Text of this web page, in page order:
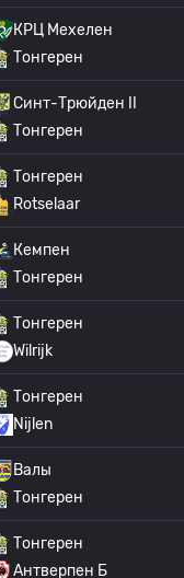
КРЦ Мехелен
Тонгерен
Синт-Трюйден II
Тонгерен
Тонгерен
Rotselaar
Кемпен
Тонгерен
Тонгерен
Wilrijk
Тонгерен
Nijlen
Валы
Тонгерен
Тонгерен
Антверпен Б